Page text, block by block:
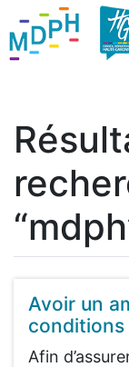
Avoir un
conditions
Afin